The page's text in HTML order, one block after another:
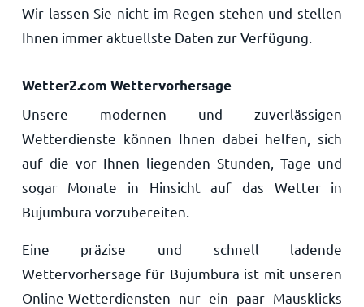
Wir lassen Sie nicht im Regen stehen und stellen
Ihnen immer aktuellste Daten zur Verfügung.
Wetter2.com Wettervorhersage
Unsere modernen und zuverlässigen
Wetterdienste können Ihnen dabei helfen, sich
auf die vor Ihnen liegenden Stunden, Tage und
sogar Monate in Hinsicht auf das Wetter in
Bujumbura vorzubereiten.
Eine präzise und schnell ladende
Wettervorhersage für Bujumbura ist mit unseren
Online-Wetterdiensten nur ein paar Mausklicks